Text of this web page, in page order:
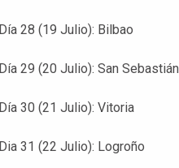
Día 28 (19 Julio): Bilbao
Día 29 (20 Julio): San Sebastián
Día 30 (21 Julio): Vitoria
Dia 31 (22 Julio): Logroño